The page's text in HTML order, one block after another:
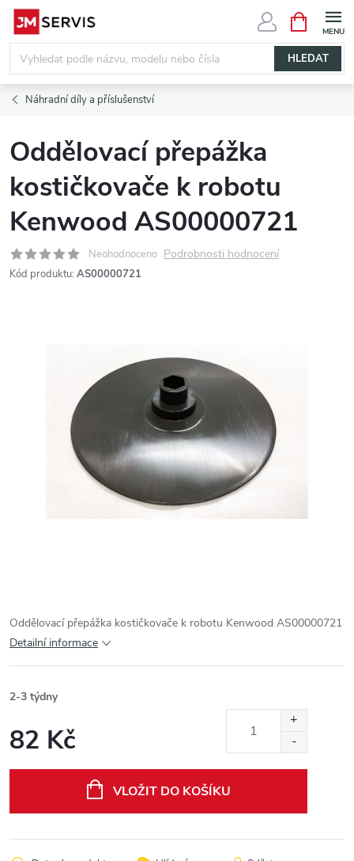
Přejít
obsah
HLEDAT
NÁKUPNÍ
KOŠÍK
Náhradní díly a příslušenství
Oddělovací přepážka
kostičkovače k robotu
Kenwood AS00000721
Neohodnoceno Podrobnosti hodnocení
Kód produktu: AS00000721
Oddělovací přepážka kostičkovače k robotu Kenwood AS00000721
Detailní informace
2-3 týdny
82 Kč
VLOŽIT DO KOŠÍKU